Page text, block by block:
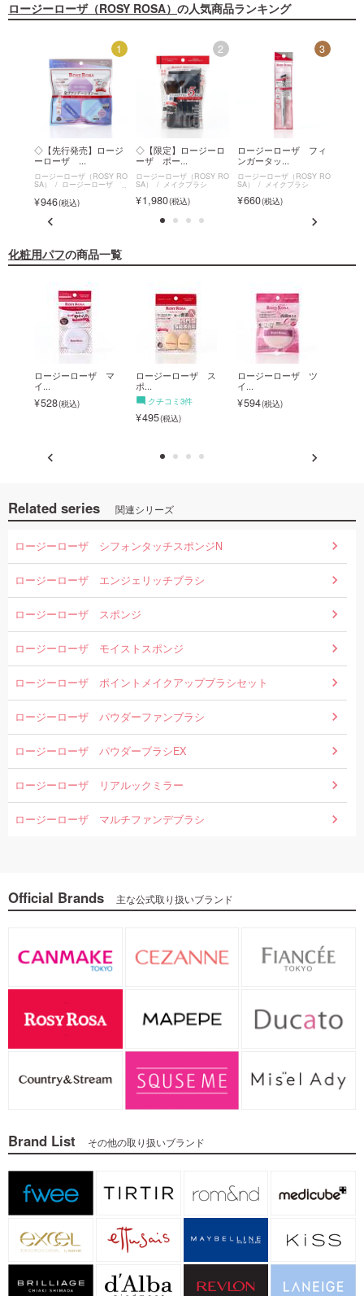
ロージーローザ（ROSY ROSA） の人気商品ランキング
1
◇【先行発売】ロージ
ーローザ ...
ロージーローザ（ROSY RO
SA） ロージーローザ マ
ルチファンデパフ
946
2
◇【限定】ロージーロ
ーザ ポー...
ロージーローザ（ROSY RO
SA） メイクブラシ
1,980
3
ロージーローザ フィ
ンガータッ...
ロージーローザ（ROSY RO
SA） メイクブラシ
660
化粧用パフの商品一覧
ロージーローザ マ
イ...
528
ロージーローザ ス
ポ...
クチコミ3件
495
ロージーローザ ツ
イ...
594
Related series 関連シリーズ
ロージーローザ シフォンタッチスポンジN
ロージーローザ エンジェリッチブラシ
ロージーローザ スポンジ
ロージーローザ モイストスポンジ
ロージーローザ ポイントメイクアップブラシセット
ロージーローザ パウダーファンブラシ
ロージーローザ パウダーブラシEX
ロージーローザ リアルックミラー
ロージーローザ マルチファンデブラシ
Official Brands 主な公式取り扱いブランド
Brand List その他の取り扱いブランド